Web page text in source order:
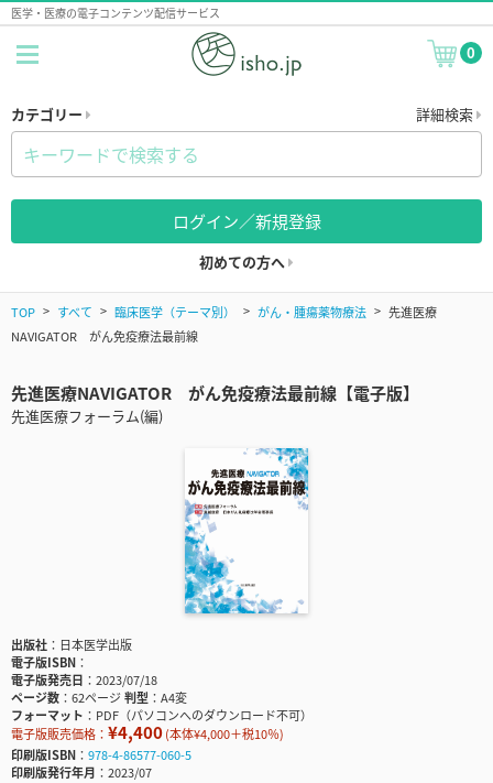
医学・医療の電子コンテンツ配信サービス
0
カテゴリー 詳細検索
ログイン／新規登録
初めての方へ
TOP すべて 臨床医学（テーマ別） がん・腫瘍薬物療法
先進医療
NAVIGATOR がん免疫療法最前線
先進医療NAVIGATOR がん免疫療法最前線【電子版】
先進医療フォーラム(編)
出版社
日本医学出版
電子版ISBN
電子版発売日
2023/07/18
ページ数
62ページ判型
A4変
フォーマット
PDF（パソコンへのダウンロード不可）
電子版販売価格： ¥4,400(本体¥4,000＋税10％)
印刷版ISBN
978-4-86577-060-5
印刷版発行年月
2023/07